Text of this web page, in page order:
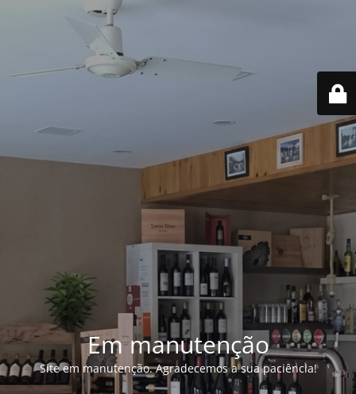
Em manutenção
Site em manutenção. Agradecemos a sua paciência!